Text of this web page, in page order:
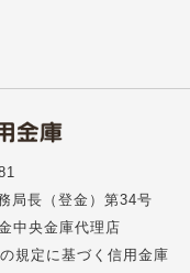
局長（登金）第34号
中央金庫代理店
規定に基づく信用金庫